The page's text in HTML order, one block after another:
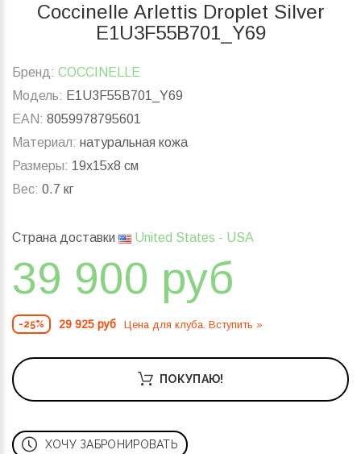
Coccinelle Arlettis Droplet Silver
E1U3F55B701_Y69
Бренд: COCCINELLE
Модель: E1U3F55B701_Y69
EAN: 8059978795601
Материал: натуральная кожа
Размеры: 19x15x8 см
Вес: 0.7 кг
Страна доставки United States - USA
39 900 руб
-25% 29 925 руб Цена для клуба. Вступить »
ПОКУПАЮ!
ХОЧУ ЗАБРОНИРОВАТЬ